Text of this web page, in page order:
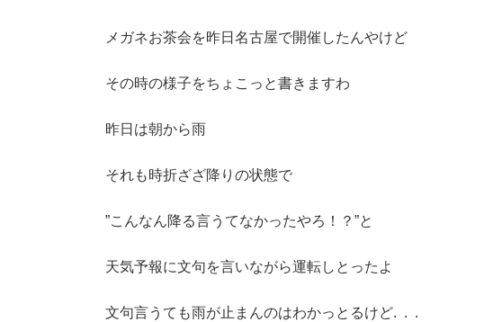
メガネお茶会を昨日名古屋で開催したんやけど
その時の様子をちょこっと書きますわ
昨日は朝から雨
それも時折ざざ降りの状態で
”こんなん降る言うてなかったやろ！？”と
天気予報に文句を言いながら運転しとったよ
文句言うても雨が止まんのはわかっとるけど. . .